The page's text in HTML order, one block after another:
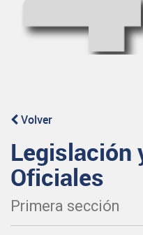
Volver
Legislación
Oficiales
Primera sección